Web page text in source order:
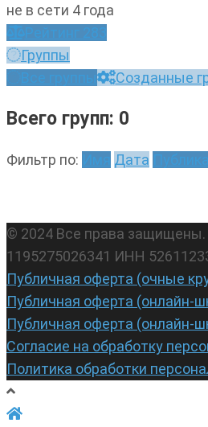
не в сети 4 года
Рейтинг 283
Группы
Все группы
Созданные
Всего групп: 0
Фильтр по: Имя Дата
© 2024 Все права
1195275026341 ИНН
Публичная оферта (очные
Публичная оферта (онлайн-
Публичная оферта (онлайн-
Согласие на обработку
Политика обработки